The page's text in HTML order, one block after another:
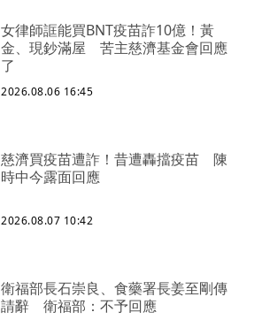
女律師誆能買BNT疫苗詐10億！黃
金、現鈔滿屋 苦主慈濟基金會回應
了
2026.08.06 16:45
慈濟買疫苗遭詐！昔遭轟擋疫苗 陳
時中今露面回應
2026.08.07 10:42
衛福部長石崇良、食藥署長姜至剛傳
請辭 衛福部：不予回應